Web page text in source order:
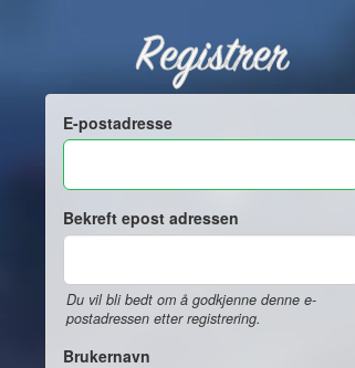
Registrer
E-postadresse
Bekreft epost adressen
Du vil bli bedt om å godkjenne denne e-
postadressen etter registrering.
Brukernavn